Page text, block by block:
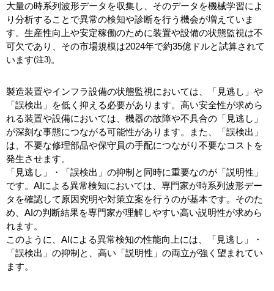
大量の時系列波形データを収集し、そのデータを機械学習によ
り分析することで異常の検知や診断を行う機会が増えていま
す。生産性向上や安定稼働のために装置や設備の状態監視は不
可欠であり、その市場規模は2024年で約35億ドルと試算されて
います(注3)。
製造装置やインフラ設備の状態監視においては、「見逃し」や
「誤検出」を低く抑える必要があります。高い安全性が求めら
れる装置や設備においては、機器の故障や不具合の「見逃し」
が深刻な事態につながる可能性があります。また、「誤検出」
は、不要な修理部品や保守員の手配につながり不要なコストを
発生させます。
「見逃し」・「誤検出」の抑制と同時に重要なのが「説明性」
です。AIによる異常検知においては、専門家が時系列波形デー
タを確認して原因究明や対策立案を行うのが基本です。そのた
め、AIの判断結果を専門家が理解しやすい高い説明性が求めら
れます。
このように、AIによる異常検知の性能向上には、「見逃し」・
「誤検出」の抑制と、高い「説明性」の両立が強く望まれてい
ます。